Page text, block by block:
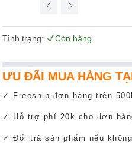
Tình trạng: Còn hàng
ƯU ĐÃI MUA HÀNG
✓ Freeship đơn hàng trên
✓ Hỗ trợ phí 20k cho đơn
✓ Đổi trả sản phẩm nếu